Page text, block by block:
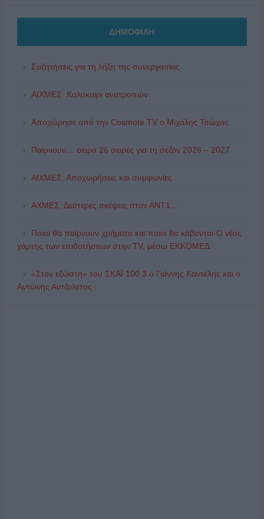
ΔΗΜΟΦΙΛΗ
Συζητήσεις για τη λήξη της συνεργασίας
ΑΙΧΜΕΣ: Καλοκαίρι ανατροπών
Αποχώρησε από την Cosmote TV o Μιχάλης Τσώχος
Παίρνουν… σειρά 26 σειρές για τη σεζόν 2026 – 2027
ΑΙΧΜΕΣ: Αποχωρήσεις και συμφωνίες
ΑΧΜΕΣ: Δεύτερες σκέψεις στον ΑΝΤ1...
Ποιοι θα παίρνουν χρήματα και ποιοι θα κόβονται-Ο νέος
χάρτης των επιδοτήσεων στην TV, μέσω ΕΚΚΟΜΕΔ
«Στον εξώστη» του ΣΚΑΪ 100.3 ο Γιάννης Καντέλης και ο
Αντώνης Αντζολέτος